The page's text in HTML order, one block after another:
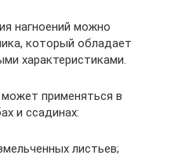
нагноений можно
который обладает
характеристиками.
применяться в
и ссадинах:
листьев;